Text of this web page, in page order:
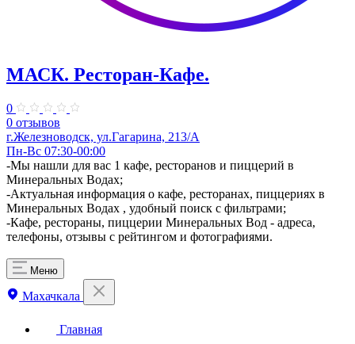
МАСК. Ресторан-Кафе.
0
0 отзывов
г.Железноводск, ул.Гагарина, 213/А
Пн-Вс 07:30-00:00
-Мы нашли для вас 1 кафе, ресторанов и пиццерий в
Минеральных Водах;
-Актуальная информация о кафе, ресторанах, пиццериях в
Минеральных Водах , удобный поиск с фильтрами;
-Кафе, рестораны, пиццерии Минеральных Вод - адреса,
телефоны, отзывы с рейтингом и фотографиями.
Меню
Махачкала
Главная